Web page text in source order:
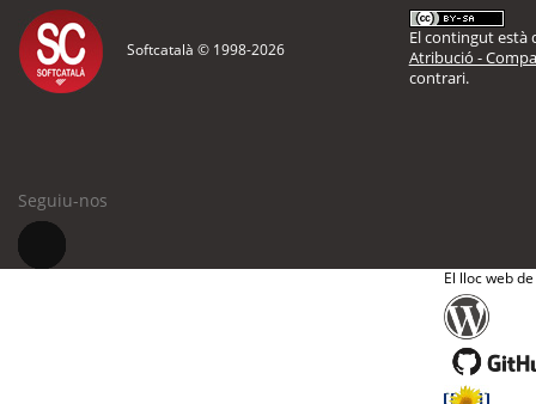
Softcatalà © 1998-2026
El contingut està
Atribució -
contrari.
Seguiu-nos
El lloc web